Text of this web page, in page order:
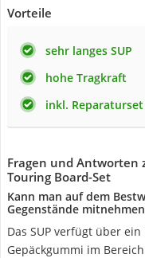
Vorteile
sehr langes SUP
hohe Tragkraft
inkl. Reparaturset
Fragen und Antworten
Touring Board-Set
Kann man auf dem
Gegenstände
Das SUP verfügt über
Gepäckgummi im